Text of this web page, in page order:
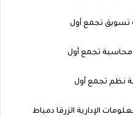
تسويق تجمع أول
تجمع أول
نظم تجمع أول
الإدارية الزرقا دمياط